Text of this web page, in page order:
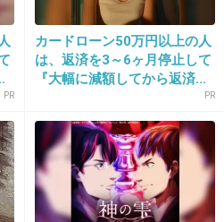
+25 -5
あります。
PR
カードローン50万円以上の人
は、返済を3～6ヶ月停止して
『大幅に減額してから返済...
PR